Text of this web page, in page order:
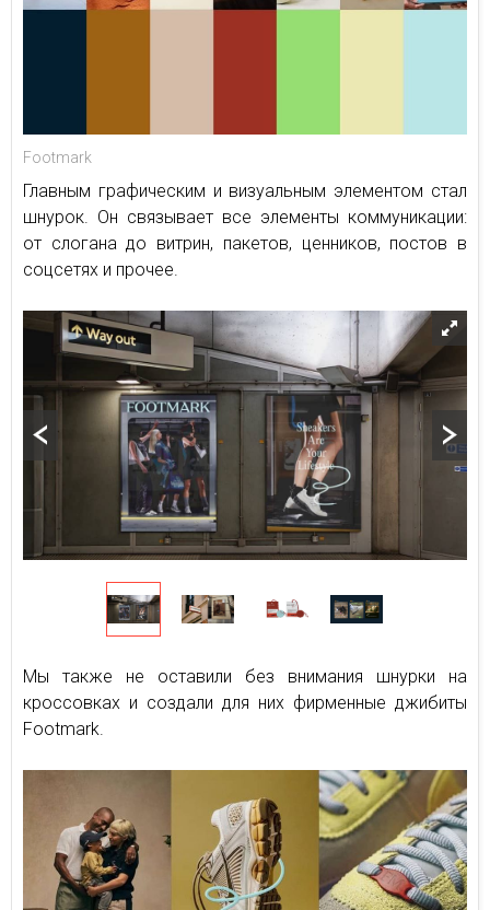
Footmark
Главным графическим и визуальным элементом стал
шнурок. Он связывает все элементы коммуникации:
от слогана до витрин, пакетов, ценников, постов в
соцсетях и прочее.
Мы также не оставили без внимания шнурки на
кроссовках и создали для них фирменные джибиты
Footmark.